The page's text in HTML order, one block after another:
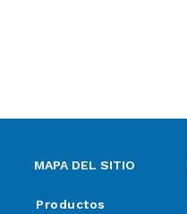
MAPA DEL SITIO
Productos